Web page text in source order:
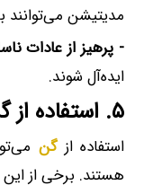
مدیتیشن
- پرهیز از عادات
ایده‌آل شوند.
۵. استفاده از گن برای لاغری و اندام ساعت شنی
استفاده ازگن
هستند. برخی از این